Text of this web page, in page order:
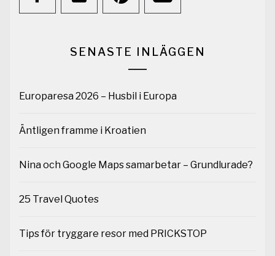
SENASTE INLÄGGEN
Europaresa 2026 – Husbil i Europa
Äntligen framme i Kroatien
Nina och Google Maps samarbetar – Grundlurade?
25 Travel Quotes
Tips för tryggare resor med PRICKSTOP